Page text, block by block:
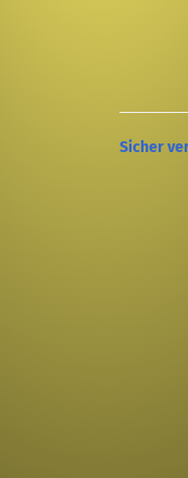
Sicher